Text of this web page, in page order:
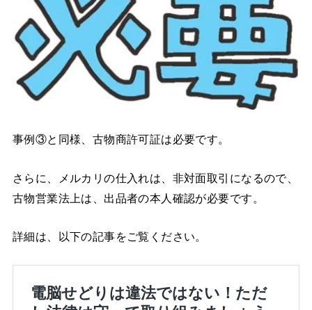
事例③と同様、古物商許可証は必要です。
さらに、メルカリの仕入れは、非対面取引になるので、
古物営業法上は、出品者の本人確認が必要です。
詳細は、以下の記事をご覧ください。